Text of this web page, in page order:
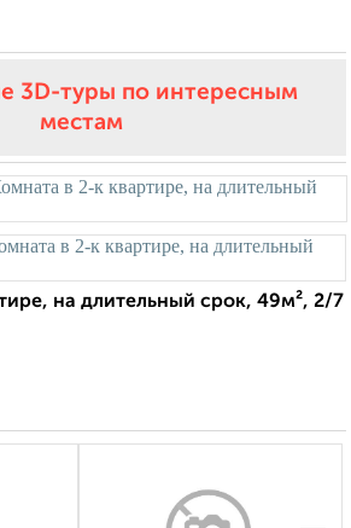
3D-туры по интересным
местам
на длительный срок, 49м², 2/7